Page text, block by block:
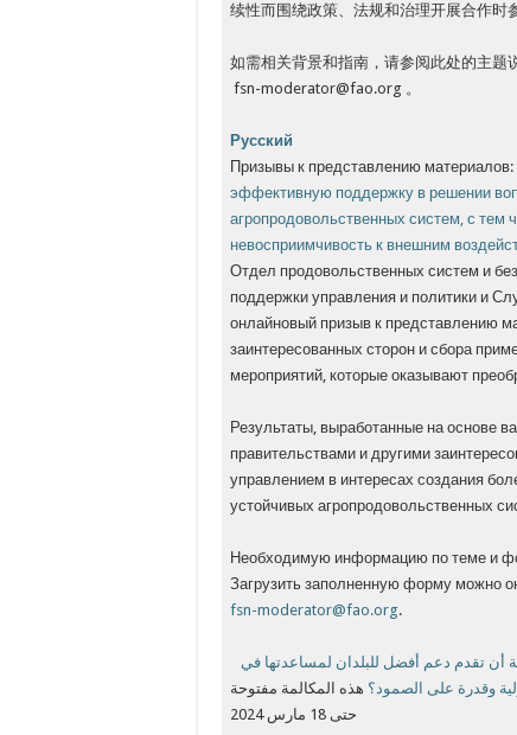
续性而围绕政策、法规和治理开展合作时
如需相关背景和指南，请参阅此处的主题
fsn-moderator@fao.org 。
Русский
Призывы к представлению материалов:
эффективную поддержку в решении
агропродовольственных систем, с тем
невосприимчивость к внешним
Отдел продовольственных систем и
поддержки управления и политики и
онлайновый призыв к представлению
заинтересованных сторон и сбора
мероприятий, которые оказывают
Результаты, выработанные на основе
правительствами и другими
управлением в интересах создания
устойчивых агропродовольственных
Необходимую информацию по теме и
Загрузить заполненную форму можно
fsn-moderator@fao.org.
أن تقدم دعم أفضل للبلدان لمساعدتها في
وقدرة على الصمود؟ هذه المكالمة مفتوحة
حتى 18 مارس 2024